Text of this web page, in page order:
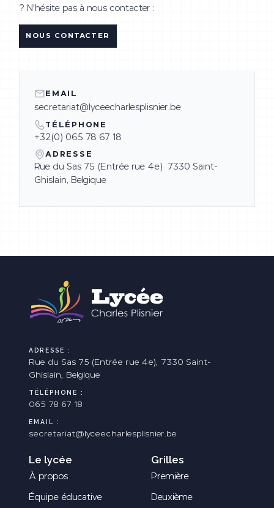
? N'hésite pas à nous contacter :
NOUS CONTACTER
EMAIL
secretariat@lyceecharlesplisnier.be
TÉLÉPHONE
+32(0) 065 78 67 18
ADRESSE
Rue du Sas 75 (Entrée rue 4e) 7330 Saint-
Ghislain, Belgique
ADRESSE :
Rue du Sas 75 (Entrée rue 4e), 7330 Saint-
Ghislain, Belgique
TÉLÉPHONE :
065 78 67 18
EMAIL :
secretariat@lyceecharlesplisnier.be
Le lycée
À propos
Équipe éducative
Grilles
Première
Deuxième